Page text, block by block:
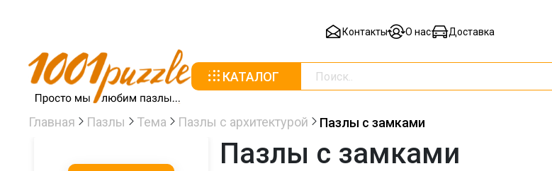
Контакты О нас Доставка
КАТАЛОГ
Главная Пазлы Тема Пазлы с архитектурой Пазлы с замками
Пазлы с замками